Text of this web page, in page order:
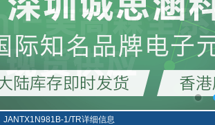
JANTX1N981B-1/TR详细信息